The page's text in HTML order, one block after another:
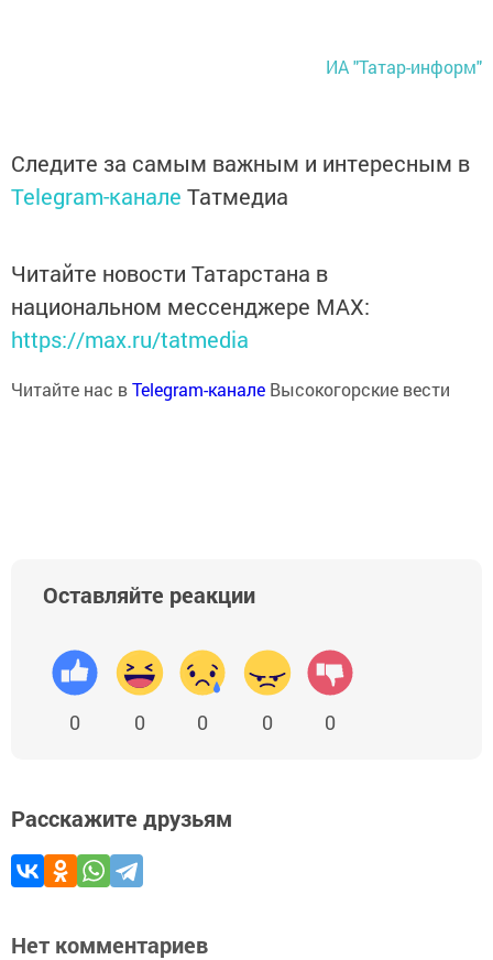
ИА "Татар-информ"
Следите за самым важным и интересным в
Telegram-канале Татмедиа
Читайте новости Татарстана в
национальном мессенджере MАХ:
https://max.ru/tatmedia
Читайте нас вTelegram-канале Высокогорские вести
Оставляйте реакции
0 0 0 0 0
Расскажите друзьям
Нет комментариев